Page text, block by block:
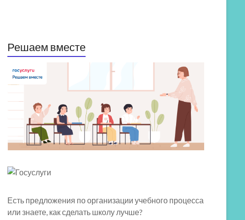
Решаем вместе
Есть предложения по организации учебного процесса
или знаете, как сделать школу лучше?